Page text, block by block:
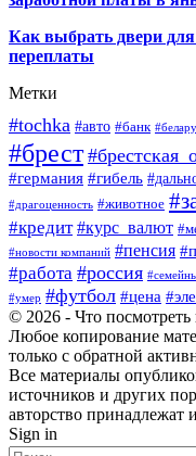
Как выбрать двери
переплаты
Метки
#tochka #авто #банк
#брест
#германия #гибель
#драгоценность #животное
#кредит #курс_валют
#новости компаний #пенсия
#работа #россия
#умер #футбол #цена
© 2026 - Что
Любое копирование
только с обратной
Все материалы
источников и других
авторство принадлежат
Sign in